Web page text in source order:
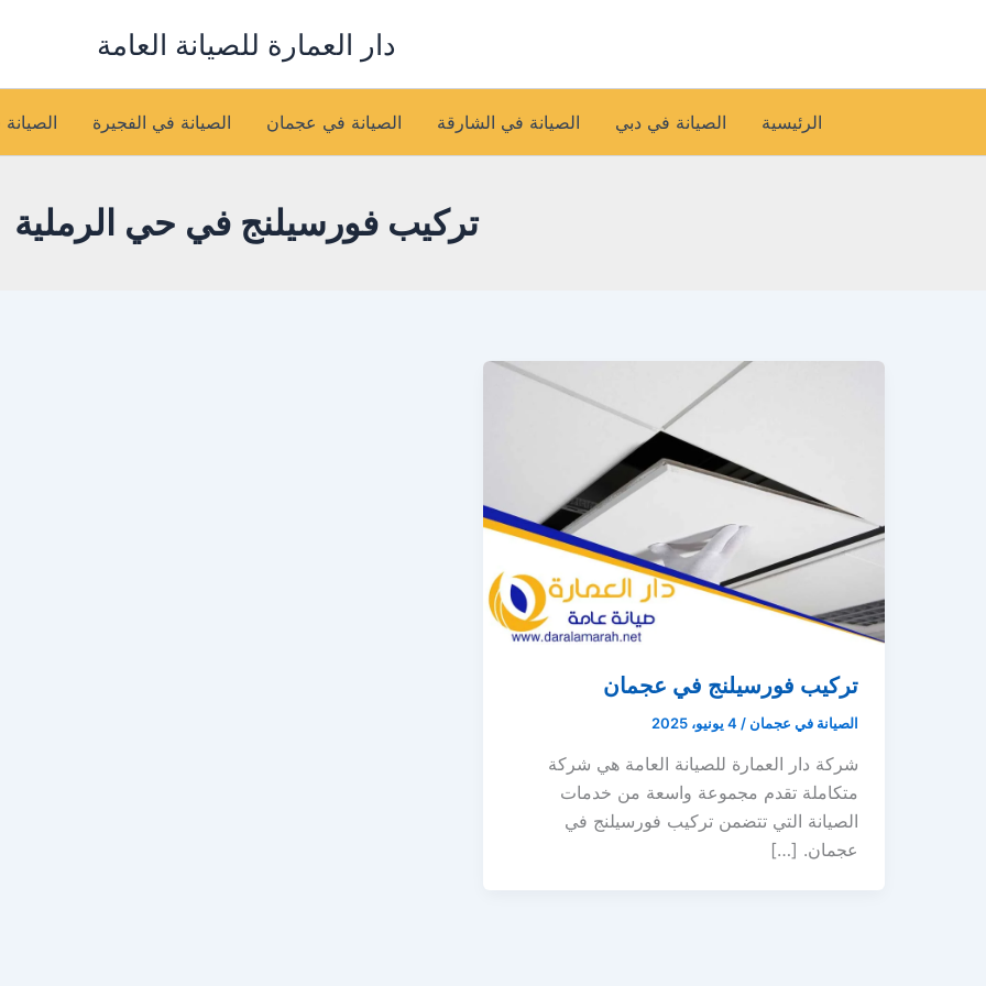
دار العمارة للصيانة العامة
الرئيسية الصيانة في دبي الصيانة في الشارقة الصيانة في عجمان الصيانة في الفجيرة
تركيب فورسيلنج في حي الرملية
تركيب فورسيلنج في عجمان
الصيانة في عجمان / 4 يونيو، 2025
شركة دار العمارة للصيانة العامة هي شركة
متكاملة تقدم مجموعة واسعة من خدمات
الصيانة التي تتضمن تركيب فورسيلنج في
عجمان. […]